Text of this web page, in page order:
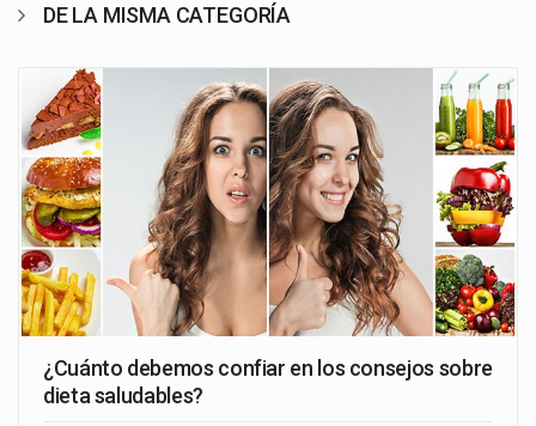
DE LA MISMA CATEGORÍA
¿Cuánto debemos confiar en los consejos sobre
dieta saludables?